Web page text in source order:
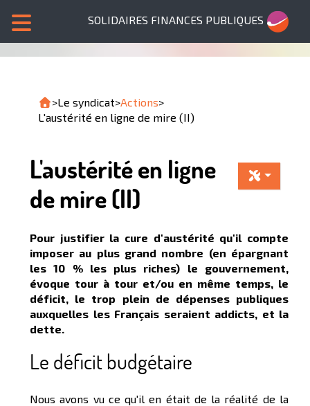
SOLIDAIRES FINANCES PUBLIQUES
>Le syndicat>Actions>
L'austérité en ligne de mire (II)
L'austérité en ligne
de mire (II)
Pour justifier la cure d'austérité qu'il compte
imposer au plus grand nombre (en épargnant
les 10 % les plus riches) le gouvernement,
évoque tour à tour et/ou en même temps, le
déficit, le trop plein de dépenses publiques
auxquelles les Français seraient addicts, et la
dette.
Le déficit budgétaire
Nous avons vu ce qu'il en était de la réalité de la